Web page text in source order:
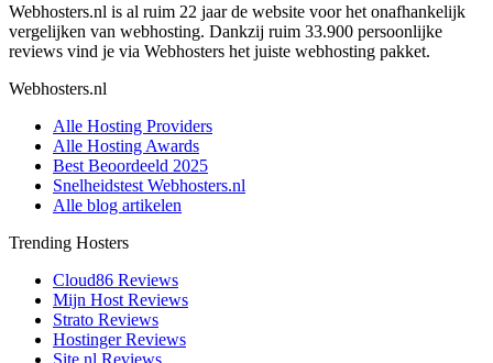
Webhosters.nl is al ruim 22 jaar de website voor het onafhankelijk
vergelijken van webhosting. Dankzij ruim 33.900 persoonlijke
reviews vind je via Webhosters het juiste webhosting pakket.
Webhosters.nl
Alle Hosting Providers
Alle Hosting Awards
Best Beoordeeld 2025
Snelheidstest Webhosters.nl
Alle blog artikelen
Trending Hosters
Cloud86 Reviews
Mijn Host Reviews
Strato Reviews
Hostinger Reviews
Site.nl Reviews